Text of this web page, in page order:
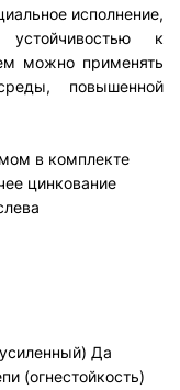
исполнение,
устойчивостью к
можно применять
повышенной
в комплекте
цинкование
Да
(огнестойкость)